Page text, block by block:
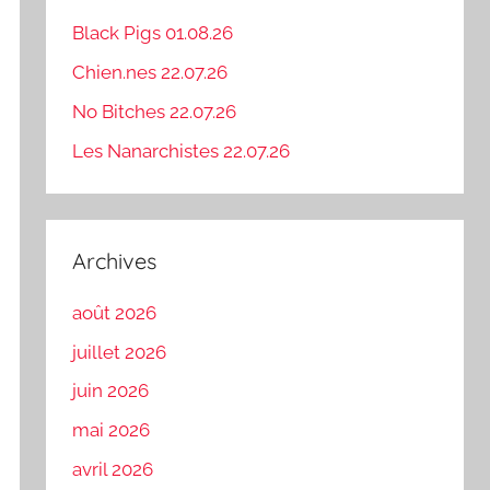
Black Pigs 01.08.26
Chien.nes 22.07.26
No Bitches 22.07.26
Les Nanarchistes 22.07.26
Archives
août 2026
juillet 2026
juin 2026
mai 2026
avril 2026